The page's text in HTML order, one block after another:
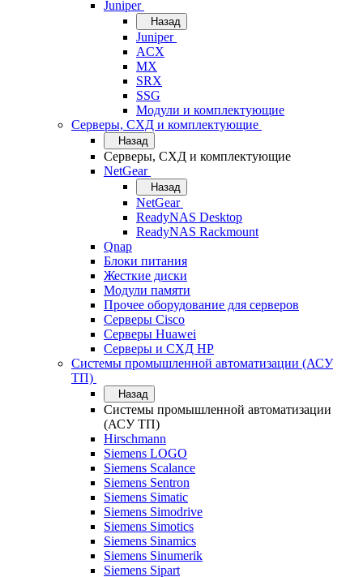
Juniper
Назад
Juniper
ACX
MX
SRX
SSG
Модули и комплектующие
Серверы, СХД и комплектующие
Назад
Серверы, СХД и комплектующие
NetGear
Назад
NetGear
ReadyNAS Desktop
ReadyNAS Rackmount
Qnap
Блоки питания
Жесткие диски
Модули памяти
Прочее оборудование для серверов
Серверы Cisco
Серверы Huawei
Серверы и СХД HP
Системы промышленной автоматизации (АСУ
ТП)
Назад
Системы промышленной автоматизации
(АСУ ТП)
Hirschmann
Siemens LOGO
Siemens Scalance
Siemens Sentron
Siemens Simatic
Siemens Simodrive
Siemens Simotics
Siemens Sinamics
Siemens Sinumerik
Siemens Sipart